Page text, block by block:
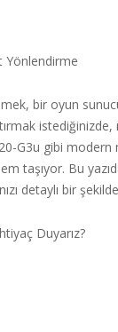
Yönlendirme
bir oyun
G3u gibi
taşıyor. Bu
detaylı bir
Duyarız?